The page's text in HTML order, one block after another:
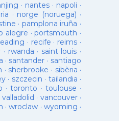
· nantes· napoli ·
· norge (noruega) ·
· pamplona iruña ·
alegre ·portsmouth ·
· recife · reims ·
· rwanda · saint louis ·
· santander · santiago
· sherbrooke · sibèria ·
· szczecin · tailandia ·
·toronto · toulouse ·
valladolid · vancouver·
·wroclaw · wyoming ·